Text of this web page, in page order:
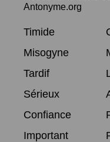
Antonyme.org
Timide
Misogyne
Tardif
Sérieux
Confiance
Important